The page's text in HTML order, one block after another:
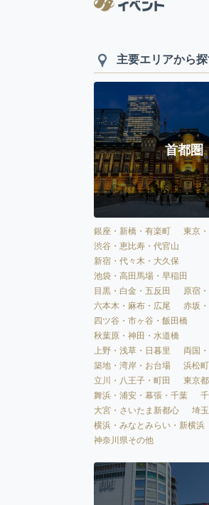
主要エリアから
首都圏
銀座・新橋・有楽町
東京
渋谷・恵比寿・代官山
新宿・代々木・大久保
池袋・高田馬場・早稲田
目黒・白金・五反田
原宿
六本木・麻布・広尾
赤坂
四ツ谷・市ヶ谷・飯田橋
秋葉原・神田・水道橋
上野・浅草・日暮里
両国
築地・湾岸・お台場
浜松
立川・八王子・町田
東京
舞浜・浦安・幕張・千葉
大宮・さいたま新都心
埼
横浜・みなとみらい・新横浜
神奈川県その他